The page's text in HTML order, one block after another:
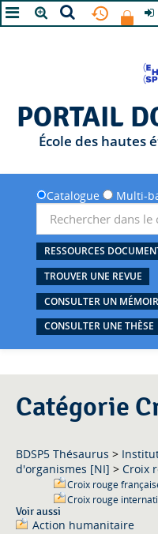
PORTAIL
École des hautes
Catalogue Multi-
RESSOURCES
TROUVER UNE REVUE
CONSULTER UN
CONSULTER UNE THÈSE
Catégorie
BDSP5 Thésaurus >
d'organismes [NI] > Croix
Croix rouge
Croix rouge
Voir aussi
Action humanitaire